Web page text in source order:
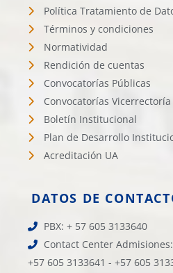
Política Tratamiento de
Términos y condiciones
Normatividad
Rendición de cuentas
Convocatorías Públicas
Convocatorías
Boletín Institucional
Plan de Desarrollo
Acreditación UA
DATOS DE
PBX: + 57 605 3133640
Contact Center Admisiones:
+57 605 3133641 - +57 605